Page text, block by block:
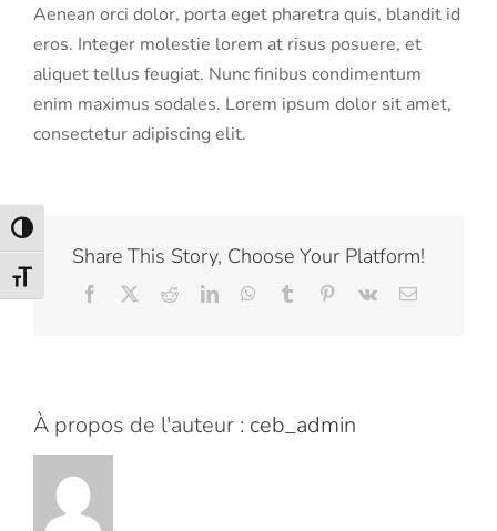
Passer en contraste élevé
Changer la taille de la police
Aenean orci dolor, porta eget pharetra quis, blandit id
eros. Integer molestie lorem at risus posuere, et
aliquet tellus feugiat. Nunc finibus condimentum
enim maximus sodales. Lorem ipsum dolor sit amet,
consectetur adipiscing elit.
Share This Story, Choose Your Platform!
Facebook RedditLinkedInWhatsApp
Tumblr Pinterest
Vk Email
À propos de l'auteur : ceb_admin